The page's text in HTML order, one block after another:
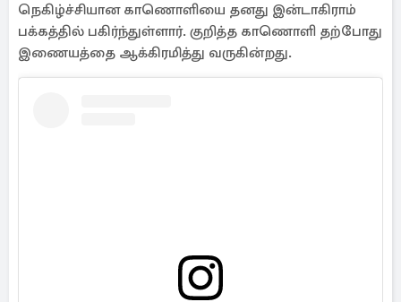
நெகிழ்ச்சியான காணொளியை தனது இன்டாகிராம்
பக்கத்தில் பகிர்ந்துள்ளார். குறித்த காணொளி தற்போது
இணையத்தை ஆக்கிரமித்து வருகின்றது.